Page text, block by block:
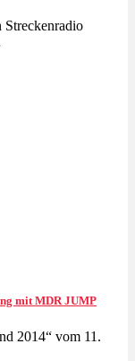
Streckenradio
mit MDR JUMP
2014“ vom 11.